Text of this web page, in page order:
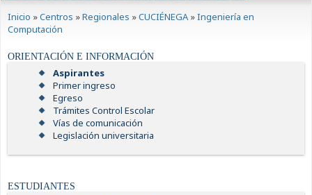
Inicio »Centros »Regionales »CUCIÉNEGA »Ingeniería en
Computación
ORIENTACIÓN E INFORMACIÓN
Aspirantes
Primer ingreso
Egreso
Trámites Control Escolar
Vías de comunicación
Legislación universitaria
ESTUDIANTES